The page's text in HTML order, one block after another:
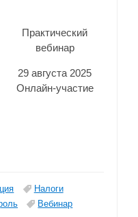
Практический
вебинар
29 августа 2025
Онлайн-участие
Налоги
Вебинар